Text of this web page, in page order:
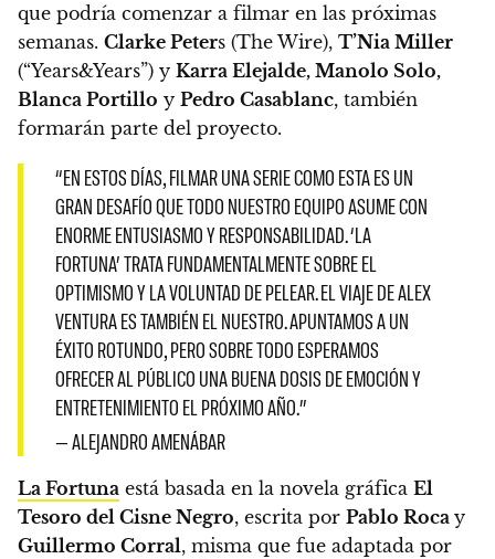
que podría comenzar a filmar en las próximas
semanas. Clarke Peters (The Wire), T’Nia Miller
(“Years&Years”) y Karra Elejalde, Manolo Solo,
Blanca Portillo y Pedro Casablanc, también
formarán parte del proyecto.
“EN ESTOS DÍAS, FILMAR UNA SERIE COMO ESTA ES UN
GRAN DESAFÍO QUE TODO NUESTRO EQUIPO ASUME CON
ENORME ENTUSIASMO Y RESPONSABILIDAD. ‘LA
FORTUNA’ TRATA FUNDAMENTALMENTE SOBRE EL
OPTIMISMO Y LA VOLUNTAD DE PELEAR. EL VIAJE DE ALEX
VENTURA ES TAMBIÉN EL NUESTRO. APUNTAMOS A UN
ÉXITO ROTUNDO, PERO SOBRE TODO ESPERAMOS
OFRECER AL PÚBLICO UNA BUENA DOSIS DE EMOCIÓN Y
ENTRETENIMIENTO EL PRÓXIMO AÑO.”
— ALEJANDRO AMENÁBAR
La Fortuna está basada en la novela gráfica El
Tesoro del Cisne Negro, escrita por Pablo Roca y
Guillermo Corral, misma que fue adaptada por